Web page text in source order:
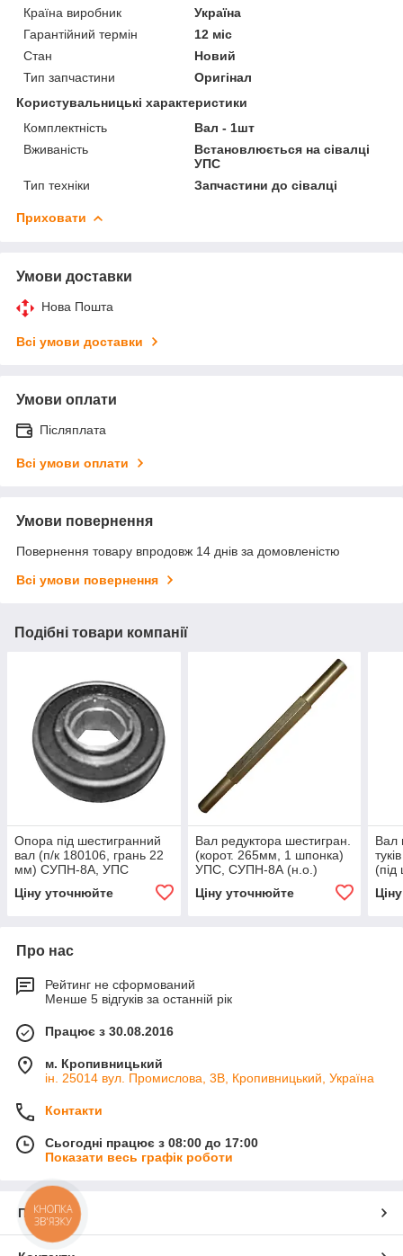
Країна виробник
Україна
Гарантійний термін
12 міс
Стан
Новий
Тип запчастини
Оригінал
Користувальницькі характеристики
Комплектність
Вал - 1шт
Вживаність
Встановлюється на сівалці
УПС
Тип техніки
Запчастини до сівалці
Приховати
Умови доставки
Нова Пошта
Всі умови доставки
Умови оплати
Післяплата
Всі умови оплати
Умови повернення
Повернення товару впродовж 14 днів за домовленістю
Всі умови повернення
Подібні товари компанії
Опора під шестигранний
вал (п/к 180106, грань 22
мм) СУПН-8А, УПС
Ціну уточнюйте
Вал редуктора шестигран.
(корот. 265мм, 1 шпонка)
УПС, СУПН-8А (н.о.)
Ціну уточнюйте
Вал
Про нас
Рейтинг не сформований
Менше 5 відгуків за останній рік
Працює з 30.08.2016
м. Кропивницький
ін. 25014 вул. Промислова, 3В, Кропивницький, Україна
Контакти
Сьогодні працює з 08:00 до 17:00
Показати весь графік роботи
Про нас
КНОПКА
ЗВ'ЯЗКУ